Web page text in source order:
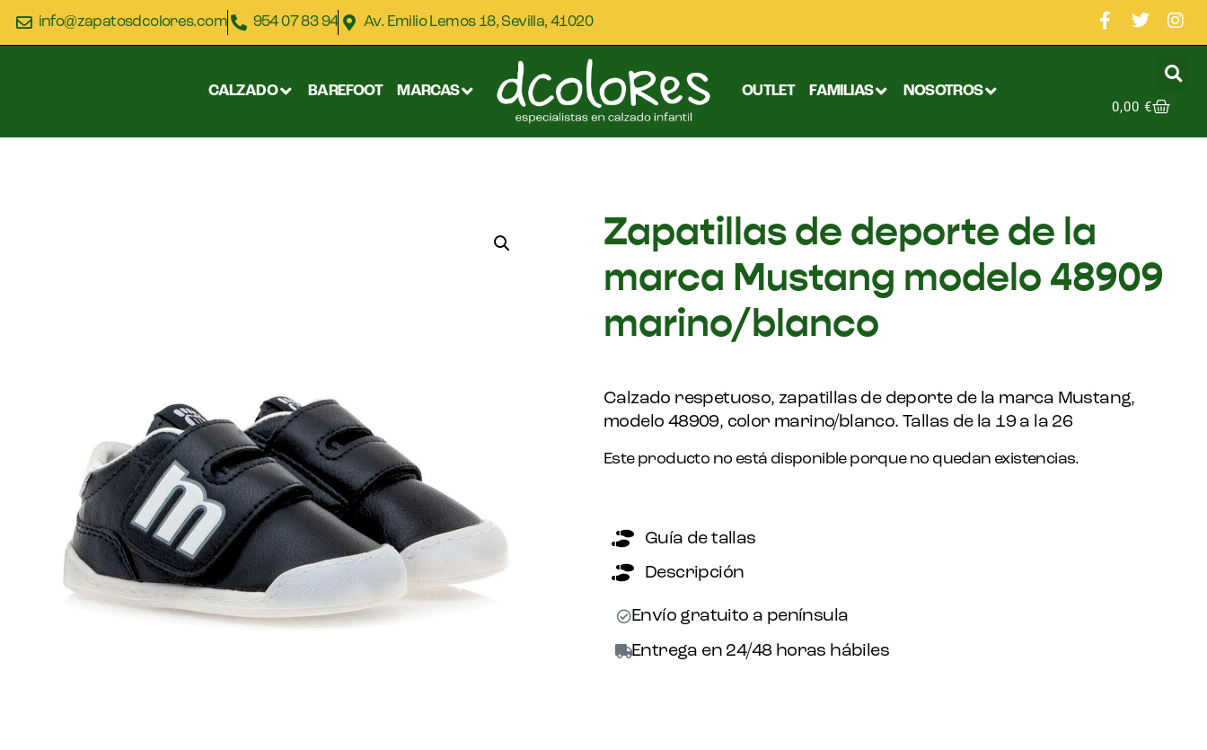
info@zapatosdcolores.com 954 07 83 94 Av. Emilio Lemos 18, Sevilla, 41020
CALZADO BAREFOOT MARCAS OUTLET FAMILIAS NOSOTROS
0,00 €
Zapatillas de deporte de la
marca Mustang modelo 48909
marino/blanco
Calzado respetuoso, zapatillas de deporte de la marca Mustang,
modelo 48909, color marino/blanco. Tallas de la 19 a la 26
Este producto no está disponible porque no quedan existencias.
Guía de tallas
Descripción
Envío gratuito a península
Entrega en 24/48 horas hábiles